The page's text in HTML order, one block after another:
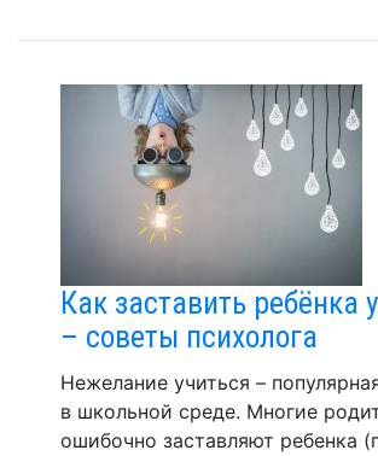
Как заставить ребёнка
– советы психолога
Нежелание учиться –
в школьной среде. Многие
ошибочно заставляют ребенка